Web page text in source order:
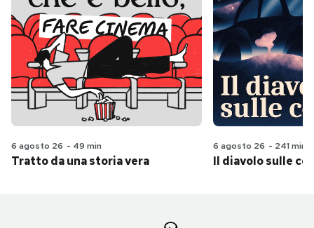
6 agosto 26 - 49 min
Tratto da una storia vera
6 agosto 26 - 241 min
Il diavolo sulle